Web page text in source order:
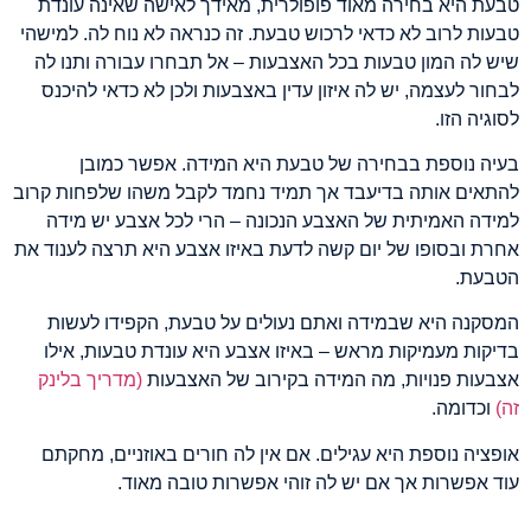
טבעת היא בחירה מאוד פופולרית, מאידך לאישה שאינה עונדת
טבעות לרוב לא כדאי לרכוש טבעת. זה כנראה לא נוח לה. למישהי
שיש לה המון טבעות בכל האצבעות – אל תבחרו עבורה ותנו לה
לבחור לעצמה, יש לה איזון עדין באצבעות ולכן לא כדאי להיכנס
לסוגיה הזו.
בעיה נוספת בבחירה של טבעת היא המידה. אפשר כמובן
להתאים אותה בדיעבד אך תמיד נחמד לקבל משהו שלפחות קרוב
למידה האמיתית של האצבע הנכונה – הרי לכל אצבע יש מידה
אחרת ובסופו של יום קשה לדעת באיזו אצבע היא תרצה לענוד את
הטבעת.
המסקנה היא שבמידה ואתם נעולים על טבעת, הקפידו לעשות
בדיקות מעמיקות מראש – באיזו אצבע היא עונדת טבעות, אילו
אצבעות פנויות, מה המידה בקירוב של האצבעות (מדריך בלינק
זה) וכדומה.
אופציה נוספת היא עגילים. אם אין לה חורים באוזניים, מחקתם
עוד אפשרות אך אם יש לה זוהי אפשרות טובה מאוד.